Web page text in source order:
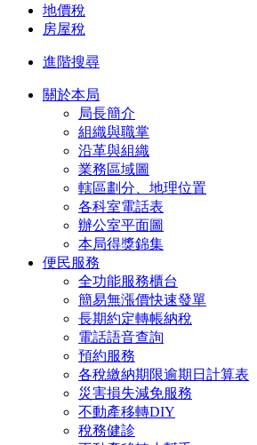
地價稅
房屋稅
進階搜尋
關於本局
局長簡介
組織與職掌
沿革與組織
業務區域圖
轄區劃分、地理位置
各科室電話表
辦公室平面圖
本局得獎錦集
便民服務
全功能服務櫃台
簡易無漲價快速發單
長期約定轉帳納稅
電話語音查詢
預約服務
各稅繳納期限逾期日計算表
災害損失減免服務
不動產移轉DIY
稅務健診